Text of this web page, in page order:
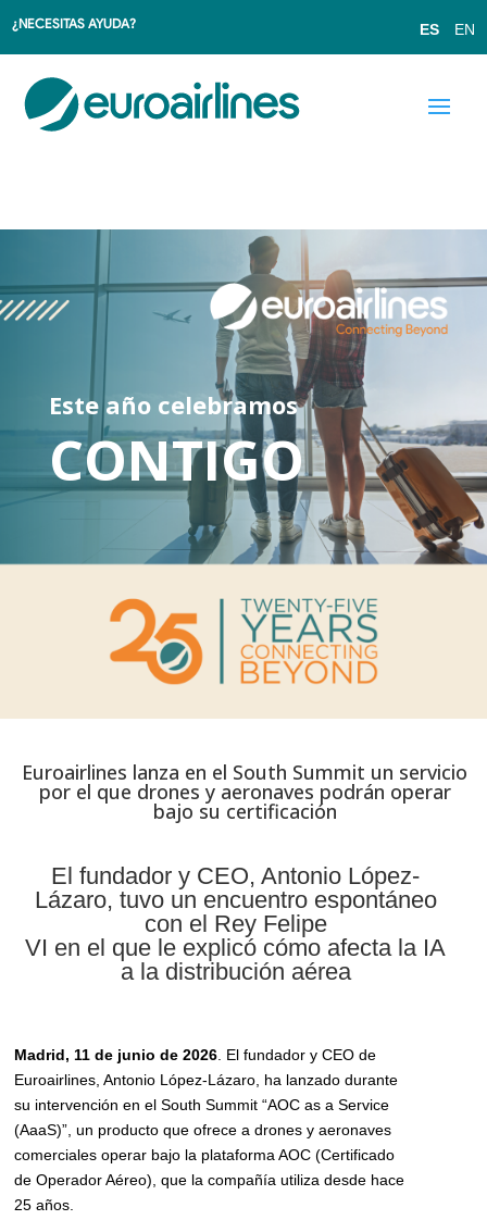
¿NECESITAS AYUDA? ES EN
Este año celebramos
CONTIGO
Euroairlines lanza en el South Summit un servicio
por el que drones y aeronaves podrán operar
bajo su certificación
El fundador y CEO, Antonio López-
Lázaro, tuvo un encuentro espontáneo
con el Rey Felipe
VI en el que le explicó cómo afecta la IA
a la distribución aérea
Madrid, 11 de junio de 2026 . El fundador y CEO de
Euroairlines, Antonio López-Lázaro, ha lanzado durante
su intervención en el South Summit “AOC as a Service
(AaaS)”, un producto que ofrece a drones y aeronaves
comerciales operar bajo la plataforma AOC (Certificado
de Operador Aéreo), que la compañía utiliza desde hace
25 años.